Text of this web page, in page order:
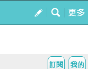
我的
訂閱